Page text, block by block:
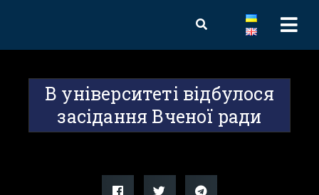
В університеті відбулося
засідання Вченої ради